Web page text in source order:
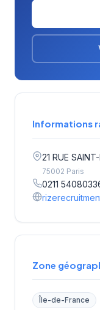
Informations
21 RUE
75002 Paris
0211
Zone
Île-de-France